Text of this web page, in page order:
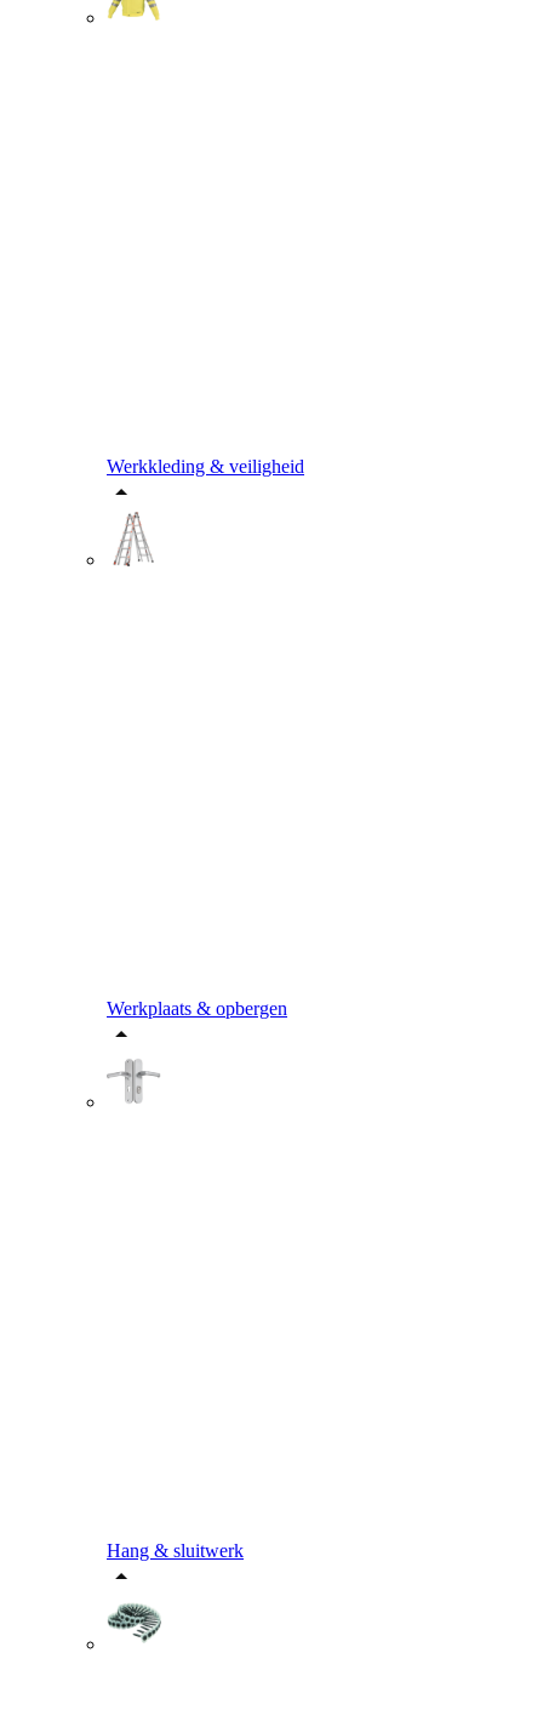
Werkkleding & veiligheid
Werkplaats & opbergen
Hang & sluitwerk